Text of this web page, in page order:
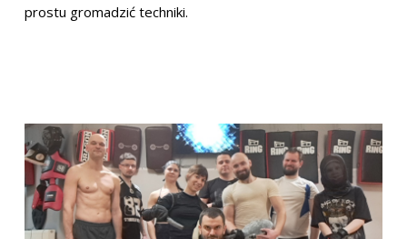
prostu gromadzić techniki.